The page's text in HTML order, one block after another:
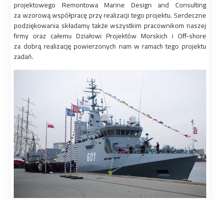
projektowego Remontowa Marine Design and Consulting
za wzorową współpracę przy realizacji tego projektu. Serdeczne
podziękowania składamy także wszystkim pracownikom naszej
firmy oraz całemu Działowi Projektów Morskich i Off-shore
za dobrą realizację powierzonych nam w ramach tego projektu
zadań.